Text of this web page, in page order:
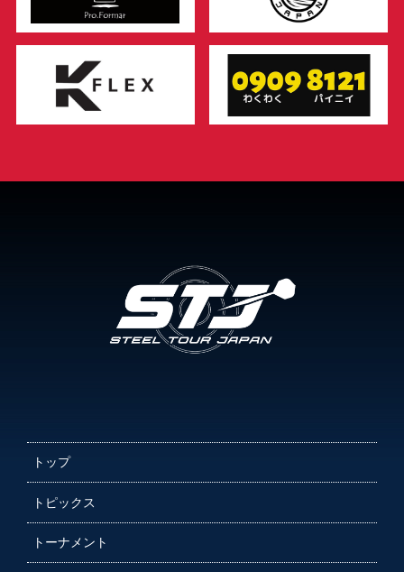
トップ
トピックス
トーナメント